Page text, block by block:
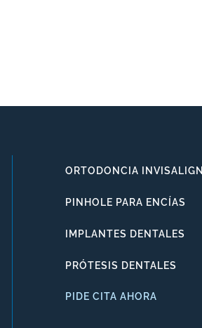
ORTODONCIA INVISALIGN
PINHOLE PARA ENCÍAS
IMPLANTES DENTALES
PRÓTESIS DENTALES
PIDE CITA AHORA